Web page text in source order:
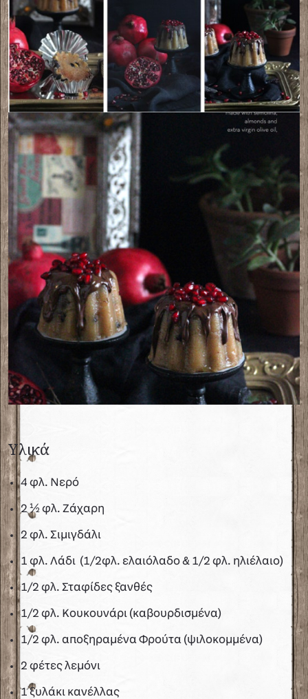
Υλικά
4 φλ. Νερό
2 ½ φλ. Ζάχαρη
2 φλ. Σιμιγδάλι
1 φλ. Λάδι (1/2φλ. ελαιόλαδο & 1/2 φλ. ηλιέλαιο)
1/2 φλ. Σταφίδες ξανθές
1/2 φλ. Κουκουνάρι (καβουρδισμένα)
1/2 φλ. αποξηραμένα Φρούτα (ψιλοκομμένα)
2 φέτες λεμόνι
1 ξυλάκι κανέλλας